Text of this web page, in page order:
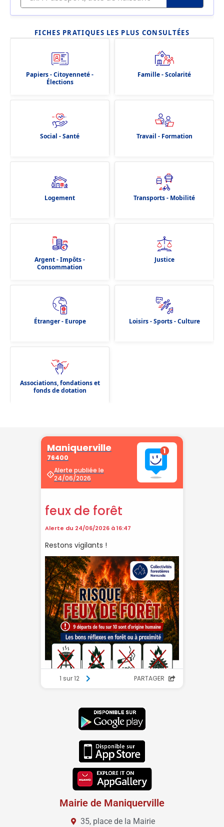
Mairie de Maniquerville
35, place de la Mairie
FICHES PRATIQUES LES PLUS CONSULTÉES
Papiers - Citoyenneté -
Élections
Famille - Scolarité
Social - Santé Travail - Formation
Logement Transports - Mobilité
Argent - Impôts -
Consommation
Justice
Étranger - Europe Loisirs - Sports - Culture
Associations, fondations et
fonds de dotation